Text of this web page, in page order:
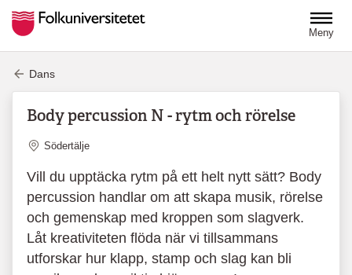
Meny
Dans
Body percussion N - rytm och rörelse
Plats
Södertälje
Vill du upptäcka rytm på ett helt nytt sätt? Body
percussion handlar om att skapa musik, rörelse
och gemenskap med kroppen som slagverk.
Låt kreativiteten flöda när vi tillsammans
utforskar hur klapp, stamp och slag kan bli